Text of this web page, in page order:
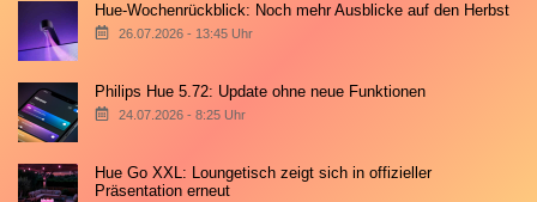
Hue-Wochenrückblick: Noch mehr Ausblicke auf den Herbst
26.07.2026 - 13:45 Uhr
Philips Hue 5.72: Update ohne neue Funktionen
24.07.2026 - 8:25 Uhr
Hue Go XXL: Loungetisch zeigt sich in offizieller
Präsentation erneut